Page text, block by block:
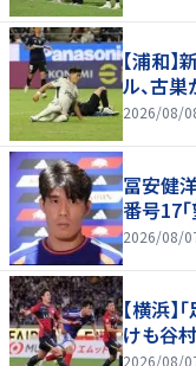
【浦和
ル、古巣
2026/08/
冨安健
番号17
2026/08/
【横浜
けも谷
2026/08/